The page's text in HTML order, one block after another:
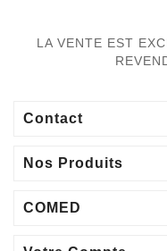
LA VENTE EST
Contact
Nos Produits
COMED